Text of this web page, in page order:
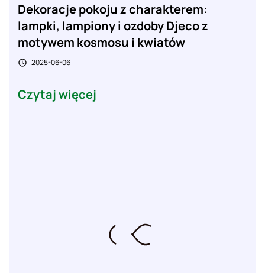
Dekoracje pokoju z charakterem:
lampki, lampiony i ozdoby Djeco z
motywem kosmosu i kwiatów
 2025-06-06
Czytaj więcej